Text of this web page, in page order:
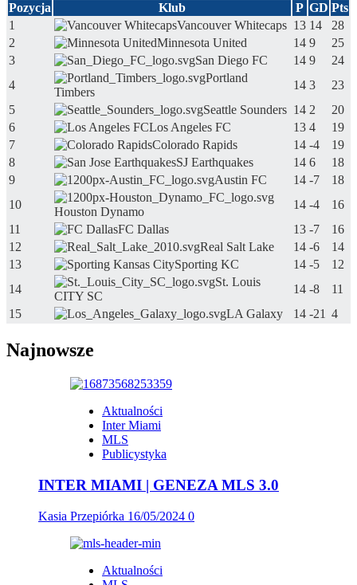
Pozycja Klub P GD Pts
1
Vancouver Whitecaps 13 14
28
2
Minnesota United 14 9
25
3
San Diego FC 14 9
24
4
Portland
Timbers
14 3
23
5
Seattle Sounders 14 2
20
6
Los Angeles FC 13 4
19
7
Colorado Rapids 14 -4
19
8
SJ Earthquakes 14 6
18
9
Austin FC 14 -7
18
10
Houston Dynamo
14 -4
16
11
FC Dallas 13 -7
16
12
Real Salt Lake 14 -6
14
13
Sporting KC 14 -5
12
14
St. Louis
CITY SC
14 -8
11
15
LA Galaxy 14 -21 4
Najnowsze
Aktualności
Inter Miami
MLS
Publicystyka
INTER MIAMI | GENEZA MLS 3.0
Kasia Przepiórka 16/05/2024 0
Aktualności